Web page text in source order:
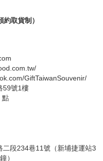
取貨制）
GiftTaiwanSouvenir/
59號1樓
點
二段234巷11號（新埔捷運站3
）